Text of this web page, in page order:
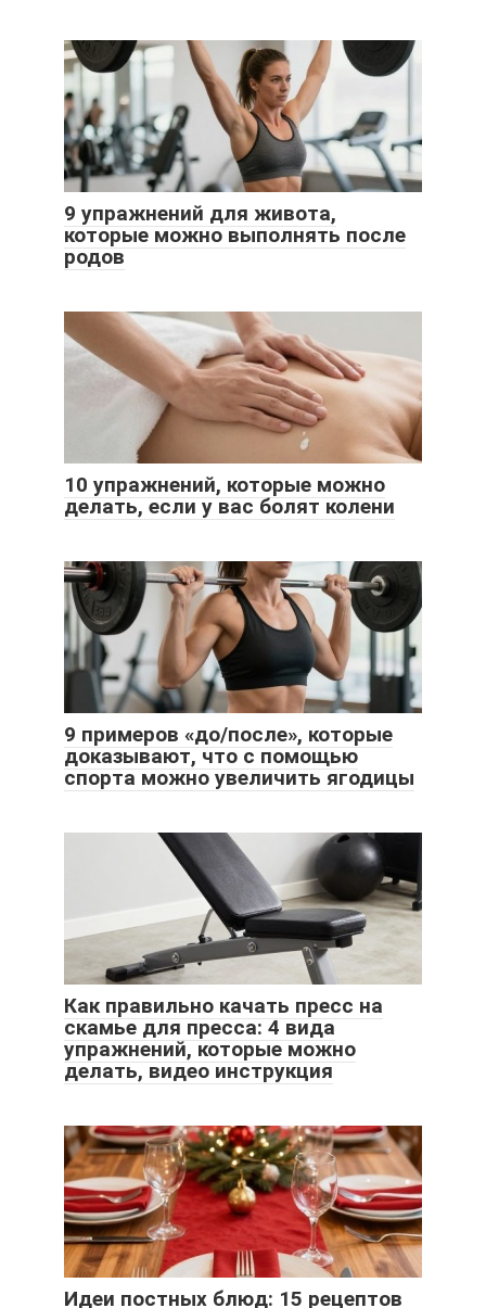
9 упражнений для живота,
которые можно выполнять после
родов
10 упражнений, которые можно
делать, если у вас болят колени
9 примеров «до/после», которые
доказывают, что с помощью
спорта можно увеличить ягодицы
Как правильно качать пресс на
скамье для пресса: 4 вида
упражнений, которые можно
делать, видео инструкция
Идеи постных блюд: 15 рецептов